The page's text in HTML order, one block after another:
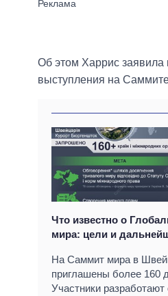
Об этом Харрис заявила
выступления на
Что известно о
мира: цели и
На Саммит мира в
приглашены более 160
Участники